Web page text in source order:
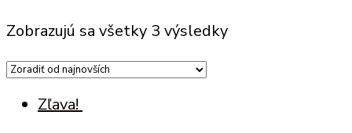
Zobrazujú sa všetky 3 výsledky
Zľava!